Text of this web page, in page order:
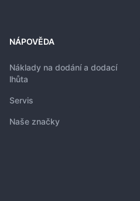
NÁPOVĚDA
Náklady na dodání a dodací
lhůta
Servis
Naše značky